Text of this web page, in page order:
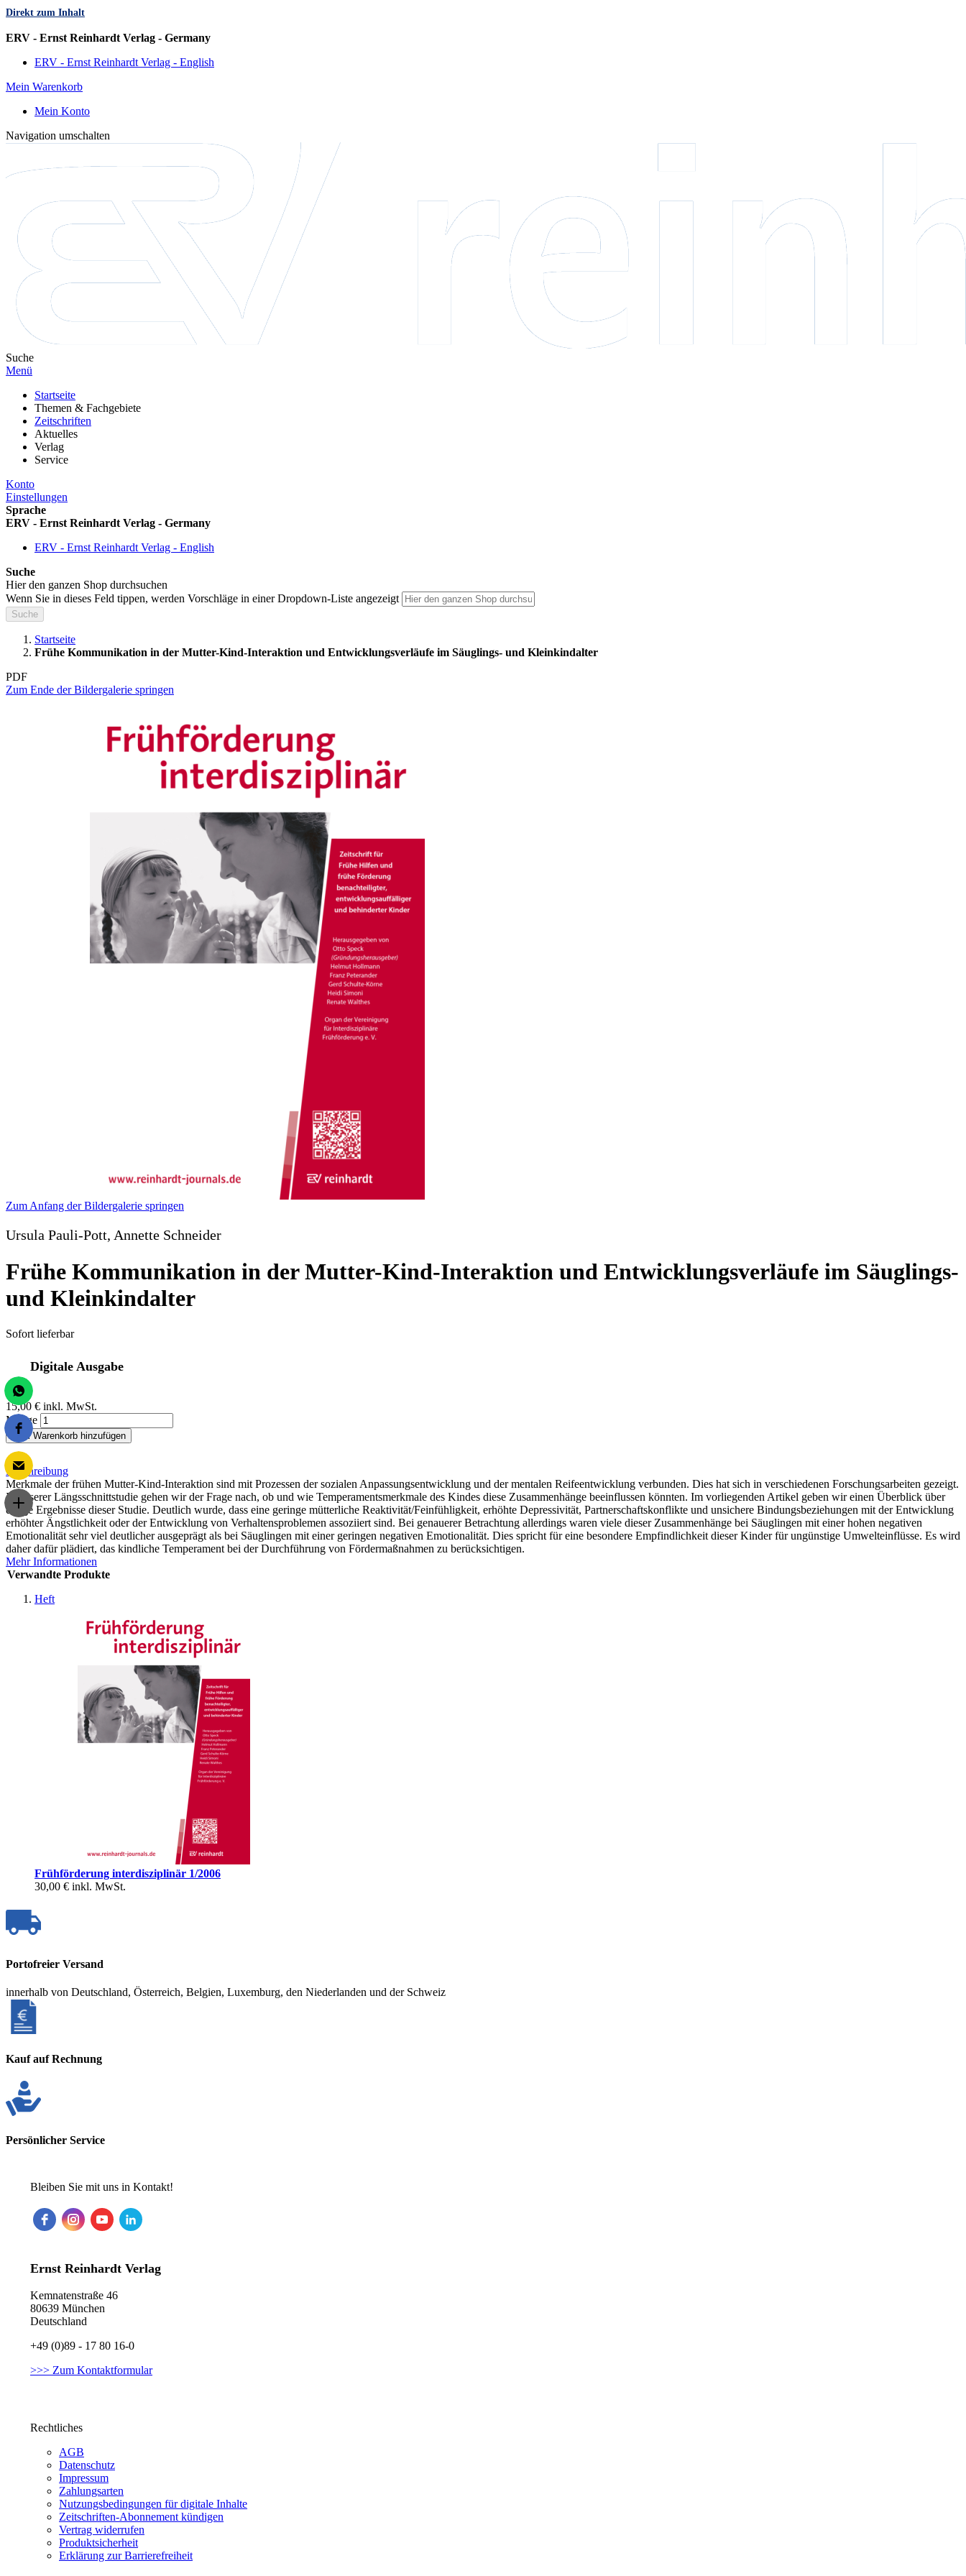
Direkt zum Inhalt
ERV - Ernst Reinhardt Verlag - Germany
ERV - Ernst Reinhardt Verlag - English
Mein Warenkorb
Mein Konto
Navigation umschalten
Suche
Menü
Startseite
Themen & Fachgebiete
Zeitschriften
Aktuelles
Verlag
Service
Konto
Einstellungen
Sprache
ERV - Ernst Reinhardt Verlag - Germany
ERV - Ernst Reinhardt Verlag - English
Suche
Hier den ganzen Shop durchsuchen
Wenn Sie in dieses Feld tippen, werden Vorschläge in einer Dropdown-Liste angezeigt
Suche
Startseite
Frühe Kommunikation in der Mutter-Kind-Interaktion und Entwicklungsverläufe im Säuglings- und Kleinkindalter
PDF
Zum Ende der Bildergalerie springen
Zum Anfang der Bildergalerie springen
Ursula Pauli-Pott, Annette Schneider
Frühe Kommunikation in der Mutter-Kind-Interaktion und Entwicklungsverläufe im Säuglings-
und Kleinkindalter
Sofort lieferbar
Digitale Ausgabe
15,00 € inkl. MwSt.
Menge
Zum Warenkorb hinzufügen
Beschreibung
Merkmale der frühen Mutter-Kind-Interaktion sind mit Prozessen der sozialen Anpassungsentwicklung und der mentalen Reifeentwicklung verbunden. Dies hat sich in verschiedenen Forschungsarbeiten gezeigt.
In unserer Längsschnittstudie gehen wir der Frage nach, ob und wie Temperamentsmerkmale des Kindes diese Zusammenhänge beeinflussen könnten. Im vorliegenden Artikel geben wir einen Überblick über
einige Ergebnisse dieser Studie. Deutlich wurde, dass eine geringe mütterliche Reaktivität/Feinfühligkeit, erhöhte Depressivität, Partnerschaftskonflikte und unsichere Bindungsbeziehungen mit der Entwicklung
erhöhter Ängstlichkeit oder der Entwicklung von Verhaltensproblemen assoziiert sind. Bei genauerer Betrachtung allerdings waren viele dieser Zusammenhänge bei Säuglingen mit einer hohen negativen
Emotionalität sehr viel deutlicher ausgeprägt als bei Säuglingen mit einer geringen negativen Emotionalität. Dies spricht für eine besondere Empfindlichkeit dieser Kinder für ungünstige Umwelteinflüsse. Es wird
daher dafür plädiert, das kindliche Temperament bei der Durchführung von Fördermaßnahmen zu berücksichtigen.
Mehr Informationen
Verwandte Produkte
Heft
Frühförderung interdisziplinär 1/2006
30,00 € inkl. MwSt.
Portofreier Versand
innerhalb von Deutschland, Österreich, Belgien, Luxemburg, den Niederlanden und der Schweiz
Kauf auf Rechnung
Persönlicher Service
Bleiben Sie mit uns in Kontakt!
Ernst Reinhardt Verlag
Kemnatenstraße 46
80639 München
Deutschland
+49 (0)89 - 17 80 16-0
>>> Zum Kontaktformular
Rechtliches
AGB
Datenschutz
Impressum
Zahlungsarten
Nutzungsbedingungen für digitale Inhalte
Zeitschriften-Abonnement kündigen
Vertrag widerrufen
Produktsicherheit
Erklärung zur Barrierefreiheit